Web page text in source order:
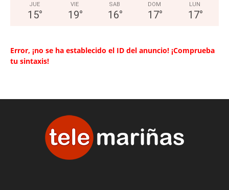
JUE
15°
VIE
19°
SAB
16°
DOM
17°
LUN
17°
Error, ¡no se ha establecido el ID del anuncio! ¡Comprueba
tu sintaxis!